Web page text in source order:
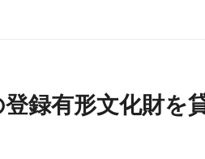
録有形文化財を